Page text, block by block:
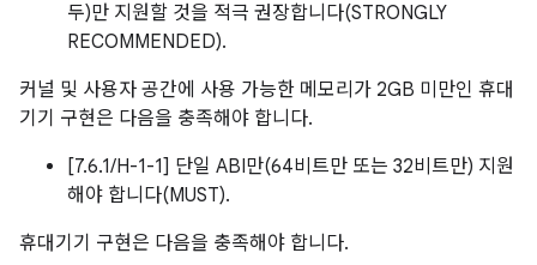
두)만 지원할 것을 적극 권장합니다(STRONGLY
RECOMMENDED).
커널 및 사용자 공간에 사용 가능한 메모리가 2GB 미만인 휴대
기기 구현은 다음을 충족해야 합니다.
[7.6.1/H-1-1] 단일 ABI만(64비트만 또는 32비트만) 지원
해야 합니다(MUST).
휴대기기 구현은 다음을 충족해야 합니다.